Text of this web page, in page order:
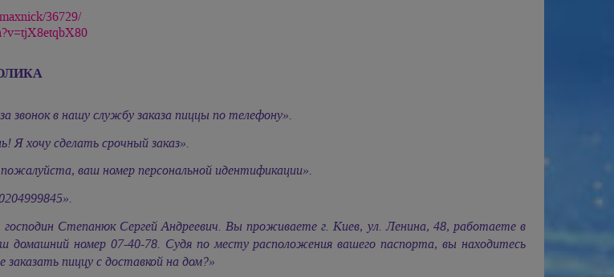
36729/
звонок в нашу службу заказа пиццы по телефону».
Я хочу сделать срочный заказ».
ваш номер персональной идентификации».
господин Степанюк Сергей Андреевич. Вы проживаете г. Киев, ул. Ленина, 48, работаете в
домашний номер 07-40-78. Судя по месту расположения вашего паспорта, вы находитесь
пиццу с доставкой на дом?»